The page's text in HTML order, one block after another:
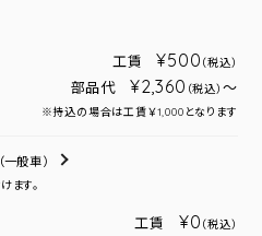
工賃 ¥500 （税込）
部品代 ¥2,360 （税込） ～
※持込の場合は工賃￥1,000となります
（一般車）
ます。
工賃 ¥0 （税込）